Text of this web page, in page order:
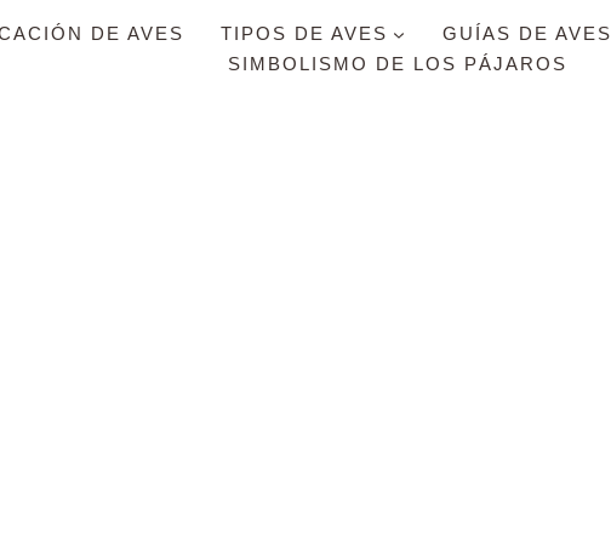
DE AVES TIPOS DE AVES GUÍAS DE AVES
SIMBOLISMO DE LOS PÁJAROS